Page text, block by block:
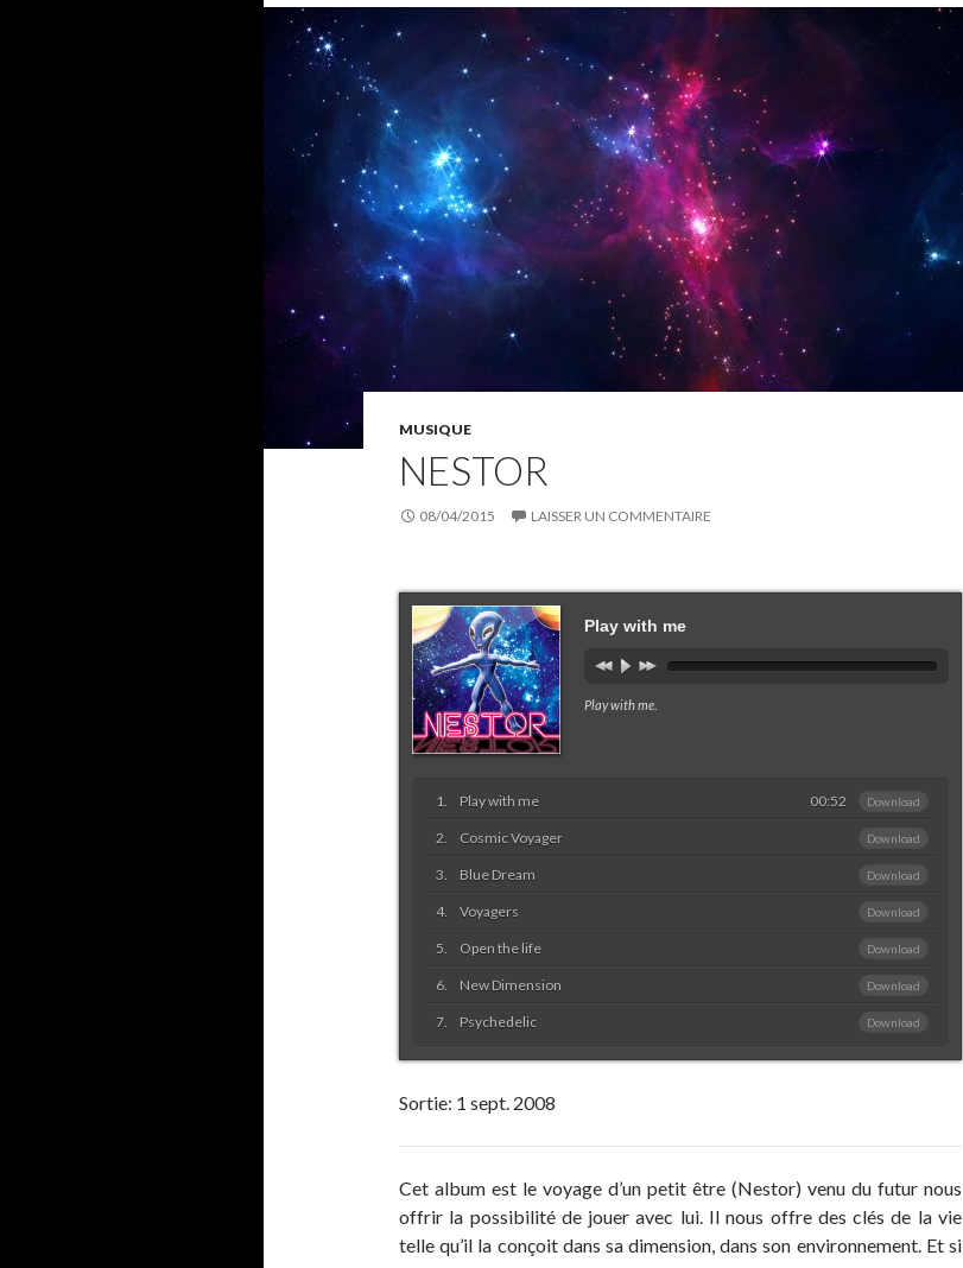
MUSIQUE
NESTOR
08/04/2015 LAISSER UN COMMENTAIRE
Play with me
Play with me
Play with me 00:52 Download
Cosmic Voyager Download
Blue Dream Download
Voyagers Download
Open the life Download
New Dimension Download
Psychedelic Download
Sortie: 1 sept. 2008
Cet album est le voyage d’un petit être (Nestor) venu du futur nous
offrir la possibilité de jouer avec lui. Il nous offre des clés de la vie
telle qu’il la conçoit dans sa dimension, dans son environnement. Et si